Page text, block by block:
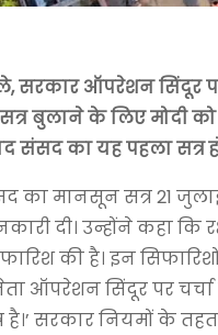
सरकार ऑपरेशन सिंदूर
बुलाने के लिए मोदी
संसद का यह पहला सत्र
का मानसून सत्र 21
दी। उन्होंने कहा कि
की है। इन
ऑपरेशन सिंदूर पर
है।’ सरकार नियमों के